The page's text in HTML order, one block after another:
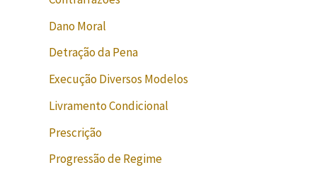
Dano Moral
Detração da Pena
Execução Diversos Modelos
Livramento Condicional
Prescrição
Progressão de Regime